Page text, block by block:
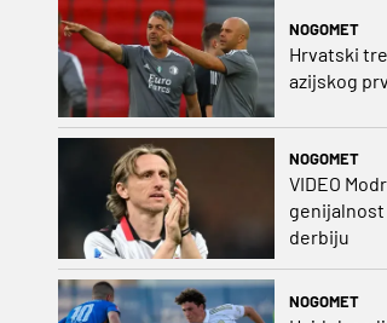
NOGOMET
Hrvatski
azijskog
NOGOMET
VIDEO
derbiju
NOGOMET